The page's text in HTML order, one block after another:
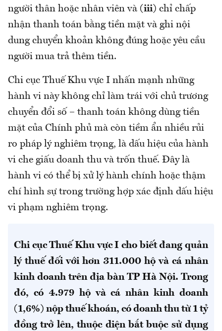
người thân hoặc nhân viên và (iii) chỉ chấp
nhận thanh toán bằng tiền mặt và ghi nội
dung chuyển khoản không đúng hoặc yêu cầu
người mua trả thêm tiền.
Chi cục Thuế Khu vực I nhấn mạnh những
hành vi này không chỉ làm trái với chủ trương
chuyển đổi số – thanh toán không dùng tiền
mặt của Chính phủ mà còn tiềm ẩn nhiều rủi
ro pháp lý nghiêm trọng, là dấu hiệu của hành
vi che giấu doanh thu và trốn thuế. Đây là
hành vi có thể bị xử lý hành chính hoặc thậm
chí hình sự trong trường hợp xác định dấu hiệu
vi phạm nghiêm trọng.
Chi cục Thuế Khu vực I cho biết đang quản
lý thuế đối với hơn 311.000 hộ và cá nhân
kinh doanh trên địa bàn TP Hà Nội. Trong
đó, có 4.979 hộ và cá nhân kinh doanh
(1,6%) nộp thuế khoán, có doanh thu từ 1 tỷ
đồng trở lên, thuộc diện bắt buộc sử dụng